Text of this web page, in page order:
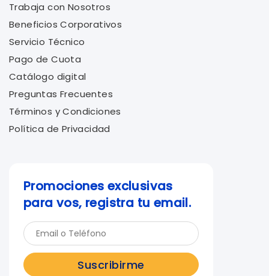
Trabaja con Nosotros
Beneficios Corporativos
Servicio Técnico
Pago de Cuota
Catálogo digital
Preguntas Frecuentes
Términos y Condiciones
Política de Privacidad
Promociones exclusivas
para vos, registra tu email.
Suscribirme